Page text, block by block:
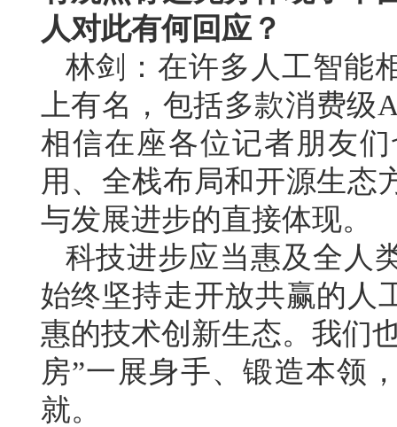
人对此有何回应？
林剑：在许多人工智能
上有名，包括多款消费
相信在座各位记者朋友
用、全栈布局和开源生态
与发展进步的直接体现。
科技进步应当惠及全人
始终坚持走开放共赢的人
惠的技术创新生态。我们
房”一展身手、锻造本领
就。